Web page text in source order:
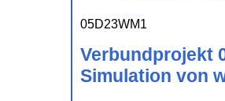
05D23WM1
Verbundprojekt
Simulation von